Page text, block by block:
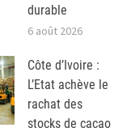
durable
6 août 2026
Côte d’Ivoire :
L’Etat achève le
rachat des
stocks de cacao